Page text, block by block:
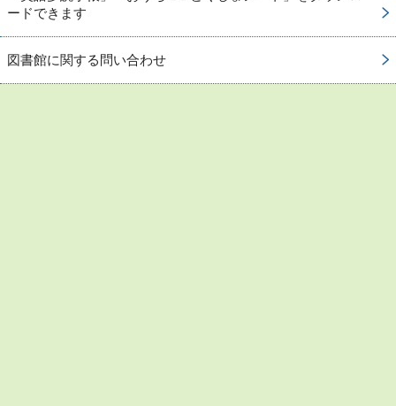
ードできます
図書館に関する問い合わせ